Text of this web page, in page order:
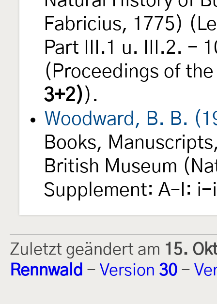
Fabricius, 1775)
Part III.1 u. III.2. -
(Proceedings of
3+2) ).
Woodward, B. B.
Books,
British Museum
Supplement: A–I:
Zuletzt geändert am 15.
Rennwald - Version 30 -